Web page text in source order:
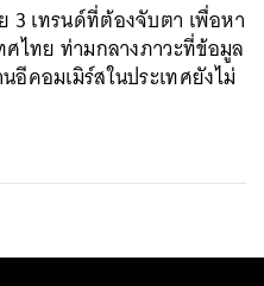
3 เทรนด์ที่ต้องจับตา เพื่อหา
ศไทย ท่ามกลางภาวะที่ข้อมูล
อีคอมเมิร์สในประเทศยังไม่